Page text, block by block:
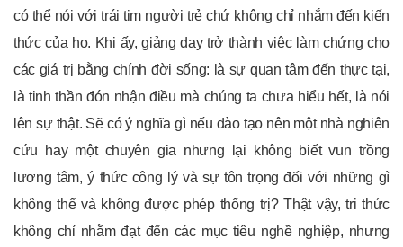
có thể nói với trái tim người trẻ chứ không chỉ nhắm đến kiến
thức của họ. Khi ấy, giảng dạy trở thành việc làm chứng cho
các giá trị bằng chính đời sống: là sự quan tâm đến thực tại,
là tinh thần đón nhận điều mà chúng ta chưa hiểu hết, là nói
lên sự thật. Sẽ có ý nghĩa gì nếu đào tạo nên một nhà nghiên
cứu hay một chuyên gia nhưng lại không biết vun trồng
lương tâm, ý thức công lý và sự tôn trọng đối với những gì
không thể và không được phép thống trị? Thật vậy, tri thức
không chỉ nhằm đạt đến các mục tiêu nghề nghiệp, nhưng